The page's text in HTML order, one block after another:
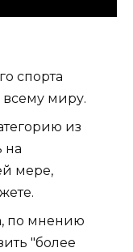
спорта
миру.
из
на
мере,
по мнению
"более